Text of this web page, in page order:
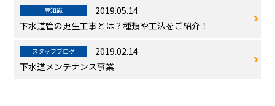
豆知識
2019.05.14
下水道管の更生工事とは？種類や工法をご紹介！
スタッフブログ
2019.02.14
下水道メンテナンス事業